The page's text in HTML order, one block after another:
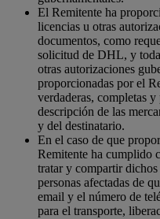
El Remitente ha
licencias u otras
documentos, como
solicitud de DHL, y
otras autorizaciones
proporcionadas por el
verdaderas, completas
descripción de las
y del destinatario.
En el caso de que
Remitente ha cumplido
tratar y compartir
personas afectadas de
email y el número de
para el transporte,